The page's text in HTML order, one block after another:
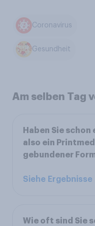
Coronavirus
Gesundheit
Am selben Tag
Haben Sie
also ein
gebundener
Siehe Ergebnisse
Wie oft sind Sie